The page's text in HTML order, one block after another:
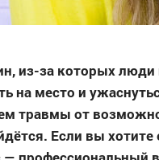
из-за которых люди
на место и
травмы от
Если вы